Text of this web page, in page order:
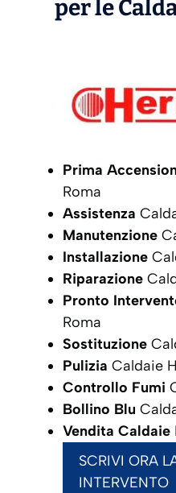
per le
Prima
Roma
Assistenza
Manutenzione
Installazione
Riparazione
Pronto
Roma
Sostituzione
Pulizia Caldaie
Controllo Fumi
Bollino Blu
Vendita Caldaie
SCRIVI ORA
INTERVENTO